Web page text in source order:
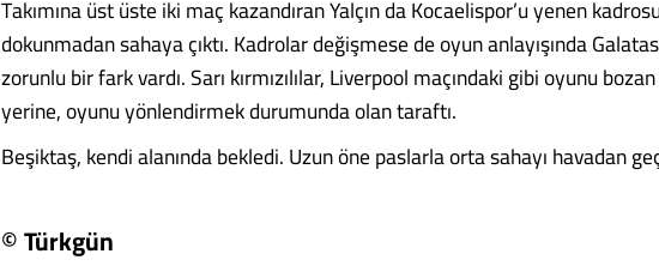
Takımına üst üste iki maç kazandıran Yalçın da Kocaelispor’u yenen
dokunmadan sahaya çıktı. Kadrolar değişmese de oyun anlayışında
zorunlu bir fark vardı. Sarı kırmızılılar, Liverpool maçındaki gibi oyunu
yerine, oyunu yönlendirmek durumunda olan taraftı.
Beşiktaş, kendi alanında bekledi. Uzun öne paslarla orta sahayı havadan
© Türkgün